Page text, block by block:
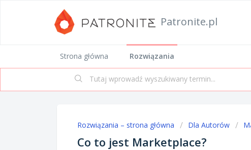
Patronite.pl
Strona główna Rozwiązania
Rozwiązania – strona główna Dla Autorów
Co to jest Marketplace?